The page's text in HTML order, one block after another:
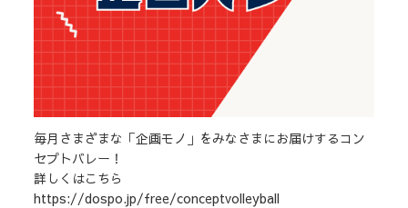
毎月さまざまな「企画モノ」をみなさまにお届けするコン
セプトバレー！
詳しくはこちら
https://dospo.jp/free/conceptvolleyball